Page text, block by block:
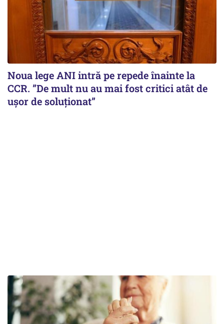
Noua lege ANI intră pe repede înainte la
CCR. ”De mult nu au mai fost critici atât de
ușor de soluționat”